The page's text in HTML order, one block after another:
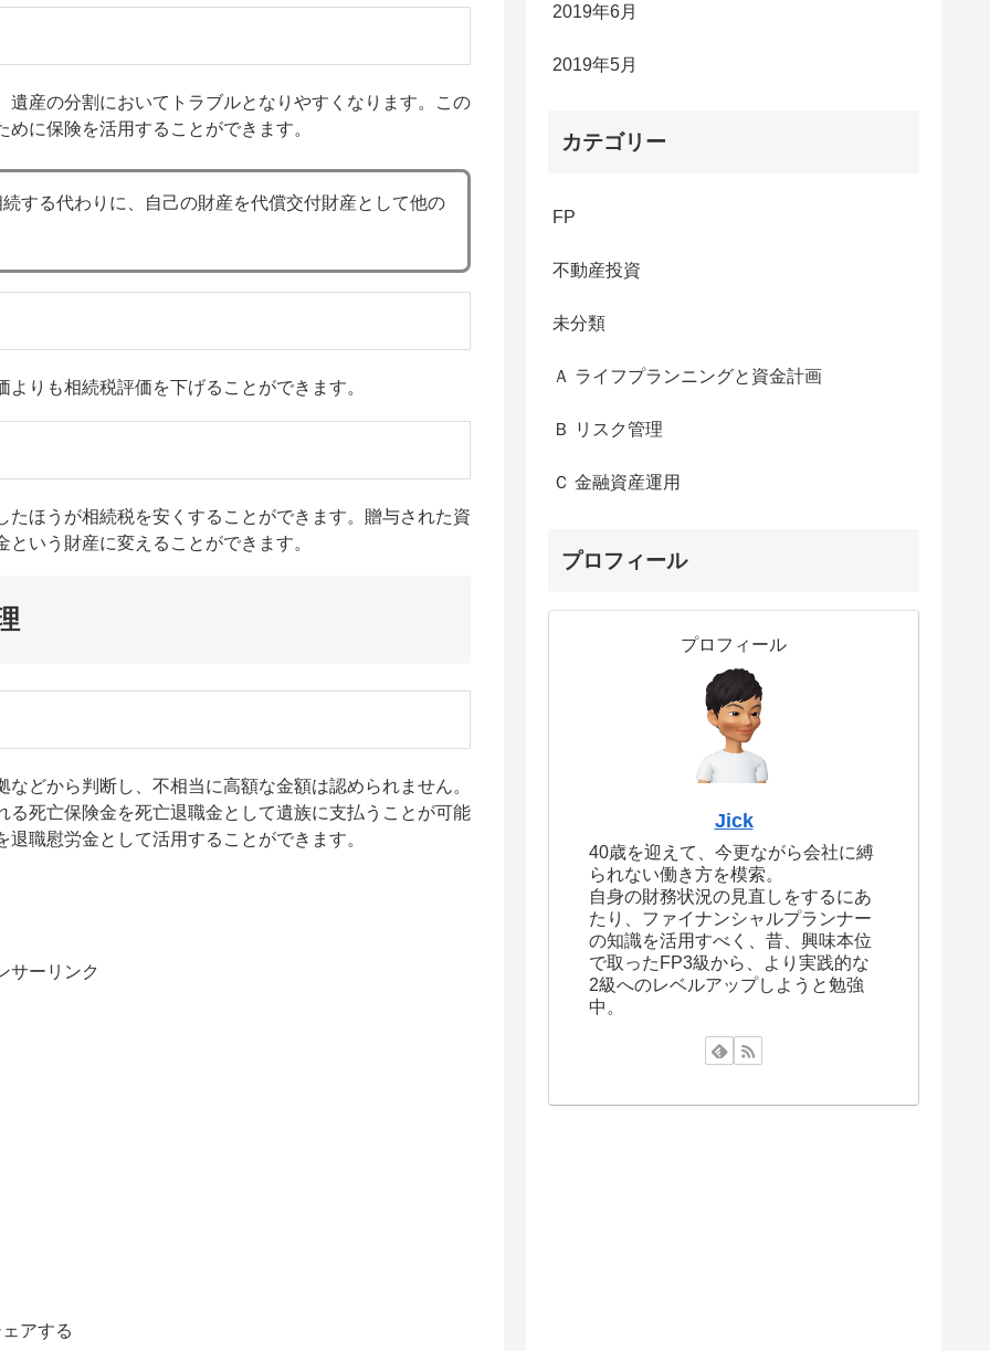
産の分割においてトラブルとなりやすくなります。この
に保険を活用することができます。
する代わりに、自己の財産を代償交付財産として他の
りも相続税評価を下げることができます。
ほうが相続税を安くすることができます。贈与された資
いう財産に変えることができます。
どから判断し、不相当に高額な金額は認められません。
死亡保険金を死亡退職金として遺族に支払うことが可能
職慰労金として活用することができます。
サーリンク
ェアする
2019年6月
2019年5月
カテゴリー
FP
不動産投資
未分類
Ａ ライフプランニングと資金計画
Ｂ リスク管理
Ｃ 金融資産運用
プロフィール
プロフィール
Jick
40歳を迎えて、今更ながら会社に縛
られない働き方を模索。
自身の財務状況の見直しをするにあ
たり、ファイナンシャルプランナー
の知識を活用すべく、昔、興味本位
で取ったFP3級から、より実践的な
2級へのレベルアップしようと勉強
中。